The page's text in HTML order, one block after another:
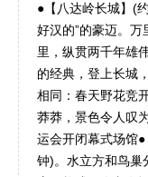
●【八达岭长城】(
好汉的”的豪迈。
里，纵贯两千年雄
的经典，登上长城
相同：春天野花竞
莽莽，景色令人叹
运会开闭幕式场馆
钟)。水立方和鸟巢